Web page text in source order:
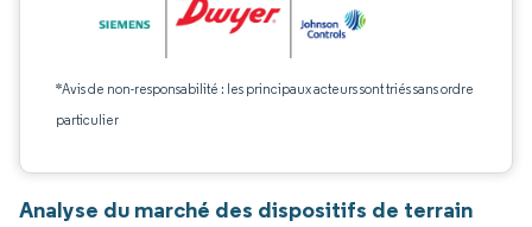
*Avis de non-responsabilité : les principaux acteurs sont triés sans ordre
particulier
Analyse du marché des dispositifs de terrain